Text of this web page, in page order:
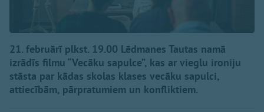
21. februārī plkst. 19.00 Lēdmanes Tautas namā
izrādīs filmu “Vecāku sapulce”, kas ar vieglu ironiju
stāsta par kādas skolas klases vecāku sapulci,
attiecībām, pārpratumiem un konfliktiem.